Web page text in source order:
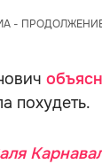
-
похудеть.